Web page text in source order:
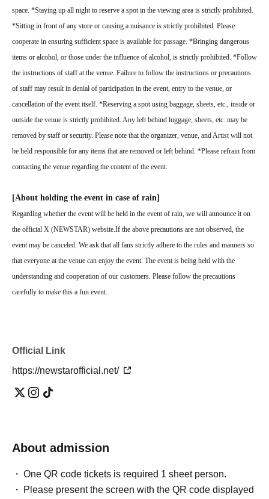
space. *Staying up all night to reserve a spot in the viewing area is strictly prohibited.
*Sitting in front of any store or causing a nuisance is strictly prohibited. Please
cooperate in ensuring sufficient space is available for passage. *Bringing dangerous
items or alcohol, or those under the influence of alcohol, is strictly prohibited. *Follow
the instructions of staff at the venue. Failure to follow the instructions or precautions
of staff may result in denial of participation in the event, entry to the venue, or
cancellation of the event itself. *Reserving a spot using baggage, sheets, etc., inside or
outside the venue is strictly prohibited. Any left behind luggage, sheets, etc. may be
removed by staff or security. Please note that the organizer, venue, and Artist will not
be held responsible for any items that are removed or left behind. *Please refrain from
contacting the venue regarding the content of the event.
[About holding the event in case of rain]
Regarding whether the event will be held in the event of rain, we will announce it on
the official X (NEWSTAR) website. If the above precautions are not observed, the
event may be canceled. We ask that all fans strictly adhere to the rules and manners so
that everyone at the venue can enjoy the event. The event is being held with the
understanding and cooperation of our customers. Please follow the precautions
carefully to make this a fun event.
Official Link
https://newstarofficial.net/
About admission
One QR code tickets is required 1 sheet person.
Please present the screen with the QR code displayed